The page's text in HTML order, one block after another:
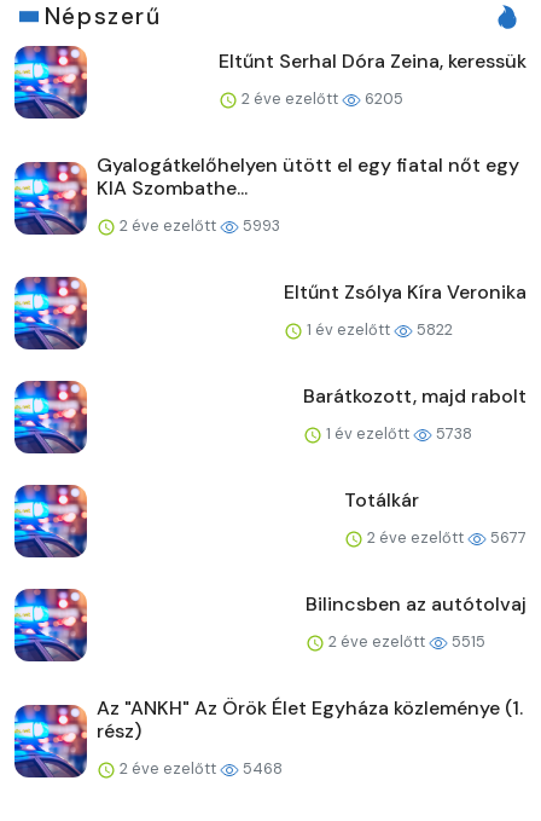
Népszerű
Eltűnt Serhal Dóra Zeina, keressük
2 éve ezelőtt 6205
Gyalogátkelőhelyen ütött el egy fiatal nőt egy
KIA Szombathe...
2 éve ezelőtt 5993
Eltűnt Zsólya Kíra Veronika
1 év ezelőtt 5822
Barátkozott, majd rabolt
1 év ezelőtt 5738
Totálkár
2 éve ezelőtt 5677
Bilincsben az autótolvaj
2 éve ezelőtt 5515
Az "ANKH" Az Örök Élet Egyháza közleménye (1.
rész)
2 éve ezelőtt 5468